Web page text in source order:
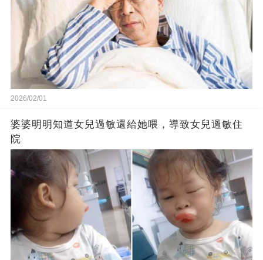
2026/02/01
婆婆明明知道女兒過敏還給她喂，導致女兒過敏住
院